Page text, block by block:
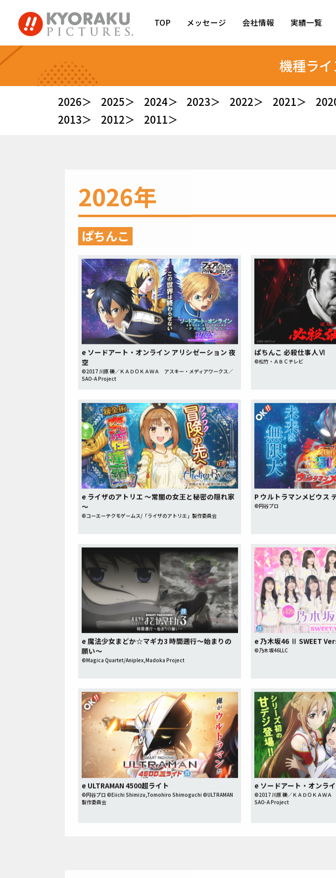
TOP メッセージ 会社情報 実績一覧
機種ラ
2026＞ 2025＞ 2024＞ 2023＞ 2022＞ 2021＞
2013＞
2012＞ 2011＞
2026年
ぱちんこ
e ソードアート・オンライン アリシゼーション 夜
空
©2017 川原 礫／ＫＡＤＯＫＡＷＡ アスキー・メディアワークス／
SAO-A Project
ぱちんこ 必殺仕事人Ⅵ
©松竹・ＡＢＣテレビ
e ライザのアトリエ ～常闇の女王と秘密の隠れ家
～
©コーエーテクモゲームス/「ライザのアトリエ」製作委員会
P ウルトラマンメビウス
©円谷プロ
e 魔法少女まどか☆マギカ3 時間遡行～始まりの
願い～
©Magica Quartet/Aniplex,Madoka Project
e 乃木坂46 Ⅱ SWEET
©乃木坂46LLC
e ULTRAMAN 4500超ライト
©円谷プロ ©Eiichi Shimizu,Tomohiro Shimoguchi ©ULTRAMAN
製作委員会
e ソードアート・オンラ
©2017 川原 礫／ＫＡＤＯＫＡＷＡ
SAO-A Project